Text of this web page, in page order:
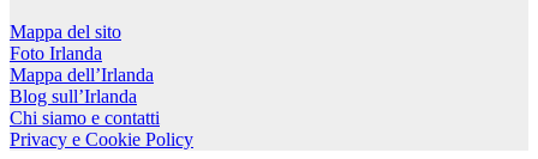
Mappa del sito
Foto Irlanda
Mappa dell’Irlanda
Blog sull’Irlanda
Chi siamo e contatti
Privacy e Cookie Policy